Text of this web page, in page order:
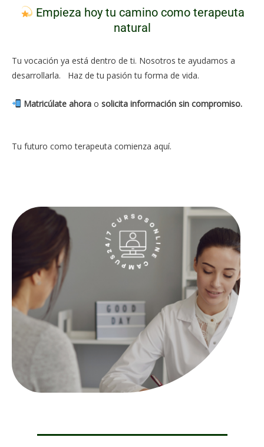
Empieza hoy tu camino como terapeuta
natural
Tu vocación ya está dentro de ti. Nosotros te ayudamos a
desarrollarla. Haz de tu pasión tu forma de vida.
Matricúlate ahorao solicita información sin compromiso.
Tu futuro como terapeuta comienza aquí.